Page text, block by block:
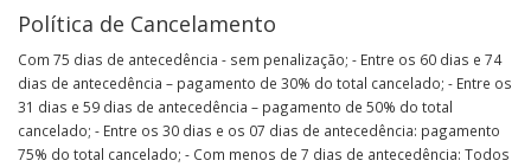
Política de Cancelamento
Com 75 dias de antecedência - sem penalização; - Entre os 60 dias e 74
dias de antecedência – pagamento de 30% do total cancelado; - Entre os
31 dias e 59 dias de antecedência – pagamento de 50% do total
cancelado; - Entre os 30 dias e os 07 dias de antecedência: pagamento
75% do total cancelado; - Com menos de 7 dias de antecedência: Todos